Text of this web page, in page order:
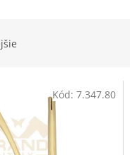
Kód: 7.347.80